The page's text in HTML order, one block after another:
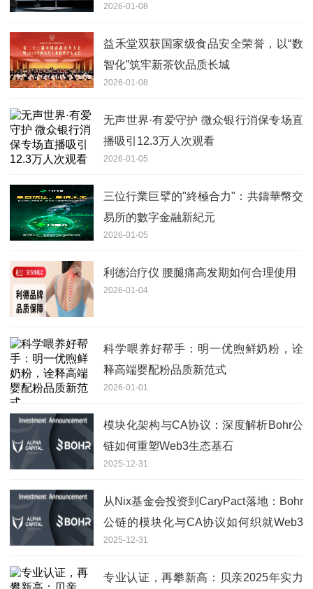
OpenVision
2026-01-08
益禾堂双获国家级食品安全荣誉，以“数
智化”筑牢新茶饮品质长城
2026-01-08
无声世界·有爱守护 微众银行消保专场直
播吸引12.3万人次观看
2026-01-05
三位行業巨擘的"終極合力"：共鑄華幣交
易所的數字金融新紀元
2026-01-05
利德治疗仪 腰腿痛高发期如何合理使用
2026-01-04
科学喂养好帮手：明一优煦鲜奶粉，诠
释高端婴配粉品质新范式
2026-01-01
模块化架构与CA协议：深度解析Bohr公
链如何重塑Web3生态基石
2025-12-31
从Nix基金会投资到CaryPact落地：Bohr
公链的模块化与CA协议如何织就Web3
未来
2025-12-31
专业认证，再攀新高：贝亲2025年实力